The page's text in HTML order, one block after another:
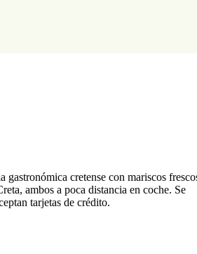
cretense con mariscos
ambos a poca distancia en coche. Se
tarjetas de crédito.